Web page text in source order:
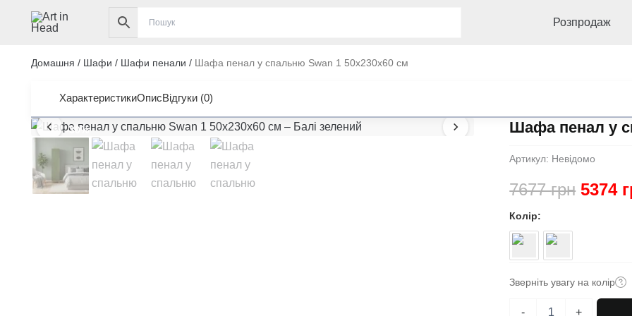
Розпродаж
Домашня / Шафи / Шафи пенали / Шафа пенал у спальню Swan 1 50x230x60 см
ХарактеристикиОписВідгуки (0)
-30% Шафа пенал у
Артикул: Невідомо
7677грн 5374
Колір
Зверніть увагу на колір
- +